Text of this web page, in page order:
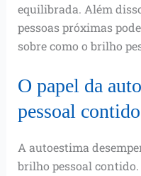
equilibrada. Além
pessoas próximas
sobre como o brilho
O papel da
pessoal contido
A autoestima
brilho pessoal contido.